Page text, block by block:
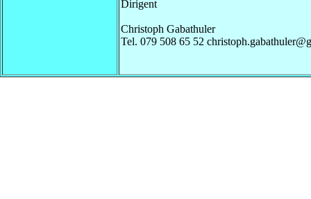
Dirigent
Christoph Gabathuler
Tel. 079 508 65 52